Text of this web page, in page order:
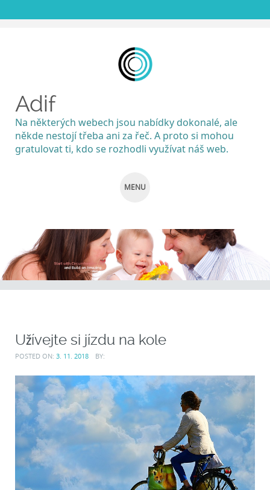
Adif
Na některých webech jsou nabídky dokonalé, ale
někde nestojí třeba ani za řeč. A proto si mohou
gratulovat ti, kdo se rozhodli využívat náš web.
MENU
CONTENT
Užívejte si jízdu na kole
POSTED ON: 3. 11. 2018 BY: